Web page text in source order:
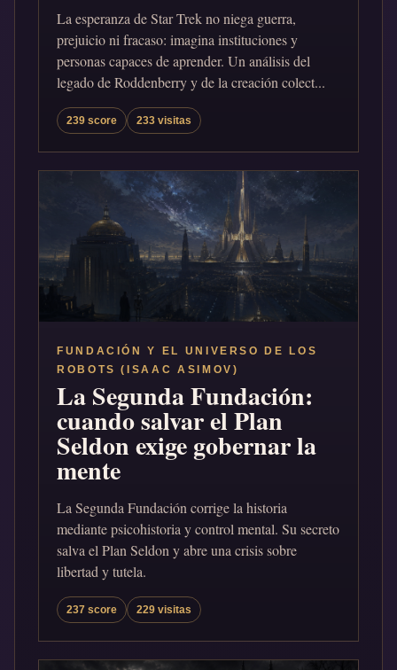
La esperanza de Star Trek no niega guerra,
prejuicio ni fracaso: imagina instituciones y
personas capaces de aprender. Un análisis del
legado de Roddenberry y de la creación colect...
239 score 233 visitas
FUNDACIÓN Y EL UNIVERSO DE LOS
ROBOTS (ISAAC ASIMOV)
La Segunda Fundación:
cuando salvar el Plan
Seldon exige gobernar la
mente
La Segunda Fundación corrige la historia
mediante psicohistoria y control mental. Su secreto
salva el Plan Seldon y abre una crisis sobre
libertad y tutela.
237 score 229 visitas